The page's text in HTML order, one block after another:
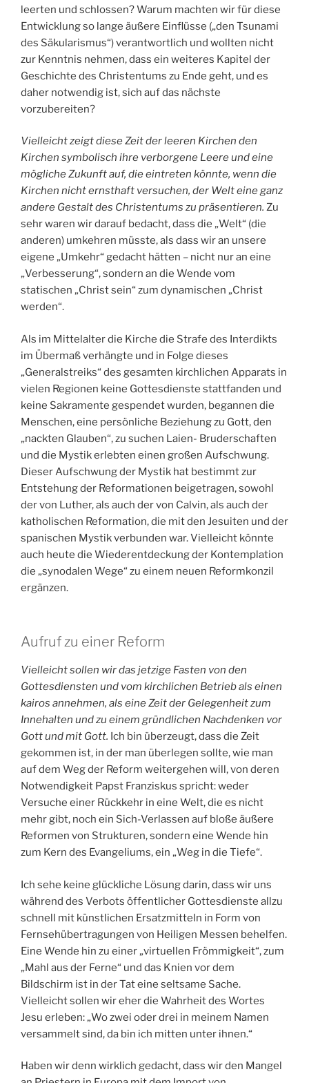
leerten und schlossen? Warum machten wir für diese
Entwicklung so lange äußere Einflüsse („den Tsunami
des Säkularismus“) verantwortlich und wollten nicht
zur Kenntnis nehmen, dass ein weiteres Kapitel der
Geschichte des Christentums zu Ende geht, und es
daher notwendig ist, sich auf das nächste
vorzubereiten?
Vielleicht zeigt diese Zeit der leeren Kirchen den
Kirchen symbolisch ihre verborgene Leere und eine
mögliche Zukunft auf, die eintreten könnte, wenn die
Kirchen nicht ernsthaft versuchen, der Welt eine ganz
andere Gestalt des Christentums zu präsentieren. Zu
sehr waren wir darauf bedacht, dass die „Welt“ (die
anderen) umkehren müsste, als dass wir an unsere
eigene „Umkehr“ gedacht hätten – nicht nur an eine
„Verbesserung“, sondern an die Wende vom
statischen „Christ sein“ zum dynamischen „Christ
werden“.
Als im Mittelalter die Kirche die Strafe des Interdikts
im Übermaß verhängte und in Folge dieses
„Generalstreiks“ des gesamten kirchlichen Apparats in
vielen Regionen keine Gottesdienste stattfanden und
keine Sakramente gespendet wurden, begannen die
Menschen, eine persönliche Beziehung zu Gott, den
„nackten Glauben“, zu suchen Laien- Bruderschaften
und die Mystik erlebten einen großen Aufschwung.
Dieser Aufschwung der Mystik hat bestimmt zur
Entstehung der Reformationen beigetragen, sowohl
der von Luther, als auch der von Calvin, als auch der
katholischen Reformation, die mit den Jesuiten und der
spanischen Mystik verbunden war. Vielleicht könnte
auch heute die Wiederentdeckung der Kontemplation
die „synodalen Wege“ zu einem neuen Reformkonzil
ergänzen.
Aufruf zu einer Reform
Vielleicht sollen wir das jetzige Fasten von den
Gottesdiensten und vom kirchlichen Betrieb als einen
kairos annehmen, als eine Zeit der Gelegenheit zum
Innehalten und zu einem gründlichen Nachdenken vor
Gott und mit Gott. Ich bin überzeugt, dass die Zeit
gekommen ist, in der man überlegen sollte, wie man
auf dem Weg der Reform weitergehen will, von deren
Notwendigkeit Papst Franziskus spricht: weder
Versuche einer Rückkehr in eine Welt, die es nicht
mehr gibt, noch ein Sich-Verlassen auf bloße äußere
Reformen von Strukturen, sondern eine Wende hin
zum Kern des Evangeliums, ein „Weg in die Tiefe“.
Ich sehe keine glückliche Lösung darin, dass wir uns
während des Verbots öffentlicher Gottesdienste allzu
schnell mit künstlichen Ersatzmitteln in Form von
Fernsehübertragungen von Heiligen Messen behelfen.
Eine Wende hin zu einer „virtuellen Frömmigkeit“, zum
„Mahl aus der Ferne“ und das Knien vor dem
Bildschirm ist in der Tat eine seltsame Sache.
Vielleicht sollen wir eher die Wahrheit des Wortes
Jesu erleben: „Wo zwei oder drei in meinem Namen
versammelt sind, da bin ich mitten unter ihnen.“
Haben wir denn wirklich gedacht, dass wir den Mangel